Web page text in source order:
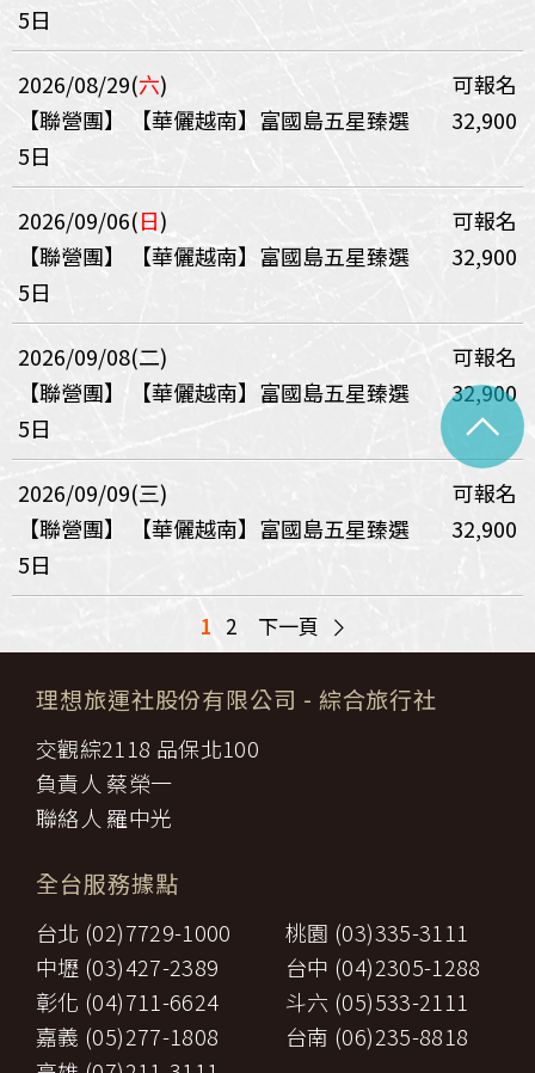
5日
2026/08/29(六)
可報名
【聯營團】
【華儷越南】富國島五星臻選
5日
32,900
2026/09/06(日)
可報名
【聯營團】
【華儷越南】富國島五星臻選
5日
32,900
2026/09/08(二)
可報名
【聯營團】
【華儷越南】富國島五星臻選
5日
32,900
2026/09/09(三)
可報名
【聯營團】
【華儷越南】富國島五星臻選
5日
32,900
1 2 下一頁 >
理想旅運社股份有限公司 - 綜合旅行社
交觀綜2118 品保北100
負責人 蔡榮一
聯絡人 羅中光
全台服務據點
台北 (02)7729-1000
桃園 (03)335-3111
中壢 (03)427-2389
台中 (04)2305-1288
彰化 (04)711-6624
斗六 (05)533-2111
嘉義 (05)277-1808
台南 (06)235-8818
^